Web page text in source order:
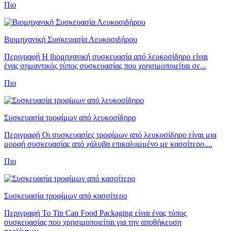
Πιο
Βιομηχανική Συσκευασία Λευκοσιδήρου
Περιγραφή Η βιομηχανική συσκευασία από λευκοσίδηρο είναι
ένας σημαντικός τύπος συσκευασίας που χρησιμοποιείται σε...
Πιο
Συσκευασία τροφίμων από λευκοσίδηρο
Περιγραφή Οι συσκευασίες τροφίμων από λευκοσίδηρο είναι μια
μορφή συσκευασίας από χάλυβα επικαλυμμένο με κασσίτερο....
Πιο
Συσκευασία τροφίμων από κασσίτερο
Περιγραφή Το Tin Can Food Packaging είναι ένας τύπος
συσκευασίας που χρησιμοποιείται για την αποθήκευση